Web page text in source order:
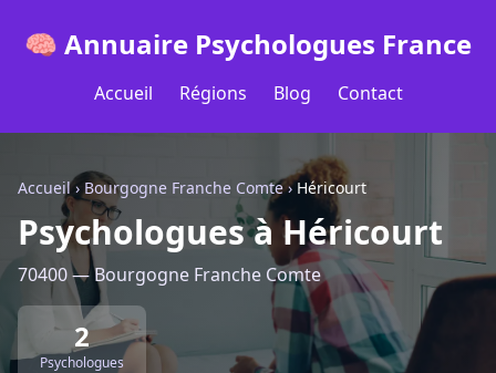
🧠 Annuaire Psychologues France
Accueil Régions Blog Contact
Accueil› Bourgogne Franche Comte›Héricourt
Psychologues à Héricourt
70400 — Bourgogne Franche Comte
2
Psychologues